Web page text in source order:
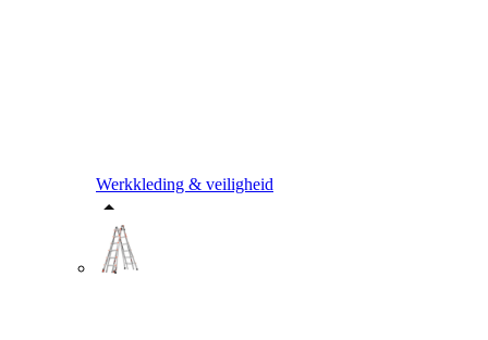
Werkkleding & veiligheid